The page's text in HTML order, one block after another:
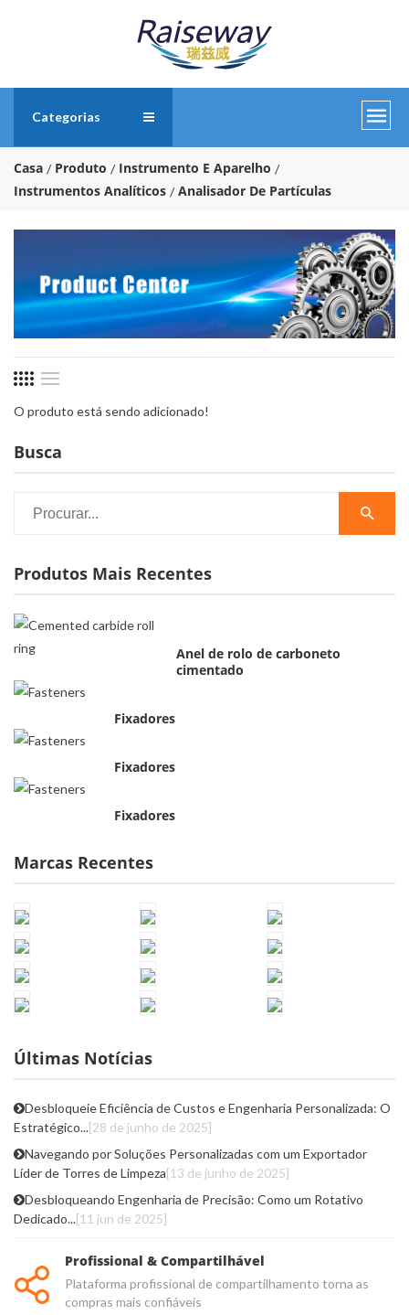
Categorias
Casa Produto
Instrumento E Aparelho
Instrumentos Analíticos
Analisador De Partículas
Busca
Produtos Mais Recentes
Anel de rolo de carboneto
cimentado
Fixadores
Fixadores
Fixadores
Marcas Recentes
Últimas Notícias
Desbloqueie Eficiência de Custos e Engenharia Personalizada: O
Estratégico...[28 de junho de 2025]
Navegando por Soluções Personalizadas com um Exportador
Líder de Torres de Limpeza[13 de junho de 2025]
Desbloqueando Engenharia de Precisão: Como um Rotativo
Dedicado...[11 jun de 2025]
O produto está sendo adicionado!
Profissional & Compartilhável
Plataforma profissional de compartilhamento torna as
compras mais confiáveis